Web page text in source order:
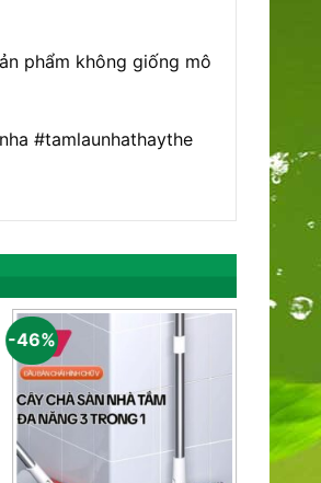
phẩm không giống mô
#tamlaunhathaythe
-46%